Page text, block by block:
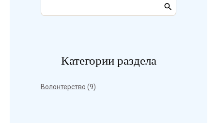
Категории раздела
Волонтерство (9)